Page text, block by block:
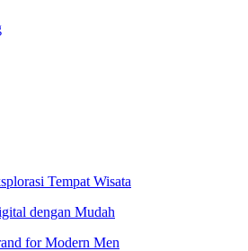
Tempat Wisata
dengan Mudah
for Modern Men